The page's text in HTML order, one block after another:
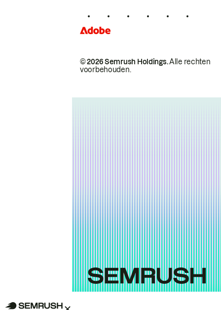
© 2026 Semrush Holdings.Alle rechten
voorbehouden.